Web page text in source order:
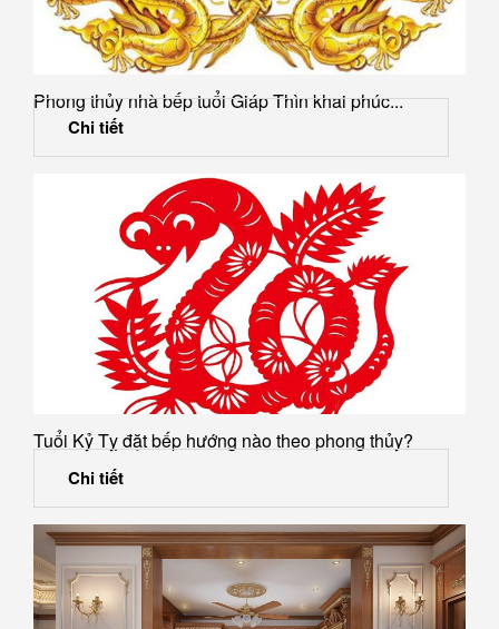
Phong thủy nhà bếp tuổi Giáp Thìn khai phúc...
Chi tiết
Tuổi Kỷ Tỵ đặt bếp hướng nào theo phong thủy?
Chi tiết